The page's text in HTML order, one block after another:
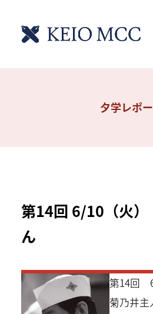
夕学レポ
第14回 6/10（火
ん
第14回 6
菊乃井主